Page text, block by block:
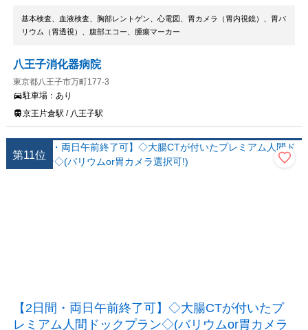
基本検査、血液検査、胸部レントゲン、心電図、胃カメラ（胃内視鏡）、胃バ
リウム（胃透視）、腹部エコー、腫瘍マーカー
八王子消化器病院
東京都八王子市万町177-3
駐車場： あり
京王片倉駅 / 八王子駅
第11位
【2日間・両日午前終了可】◇大腸CTが付いたプ
レミアム人間ドックプラン◇(バリウムor胃カメラ